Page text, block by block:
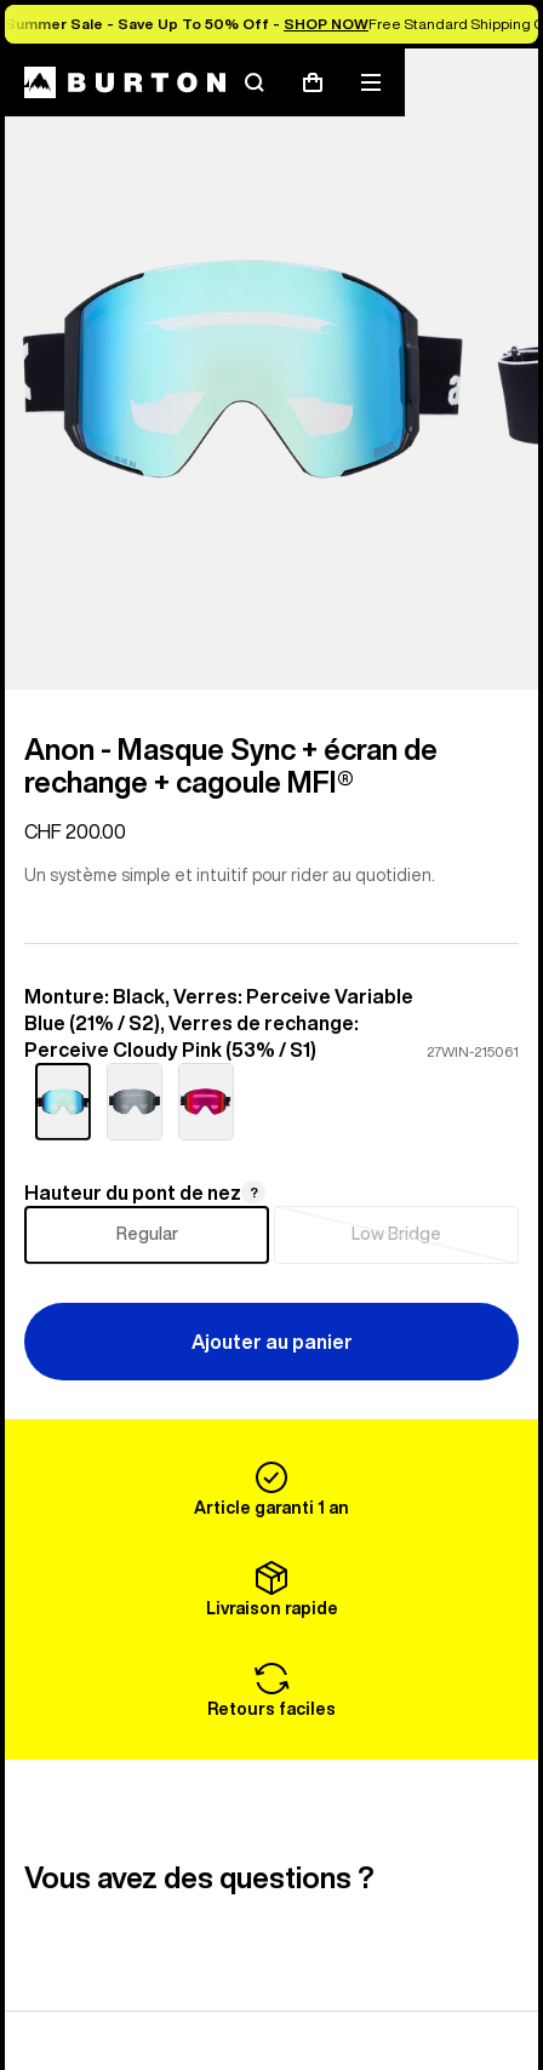
Summer Sale - Save Up To 50% Off - SHOP NOWFree Standard Shipping
Rechercher
PanierMenu
Les experts Burton vous expliquent tout
Anon - Masque Sync + écran de
rechange + cagoule MFI®
CHF 200.00
Un système simple et intuitif pour rider au quotidien.
Couleur
Monture: Black, Verres: Perceive Variable
Blue (21% / S2), Verres de rechange:
Perceive Cloudy Pink (53% / S1)
27WIN-215061
Hauteur
nez
Hauteur du pont de nez ?
Regular Low Bridge
Épuisé
Ajouter au panier
Article garanti 1 an
Livraison rapide
Retours faciles
Vous avez des questions ?